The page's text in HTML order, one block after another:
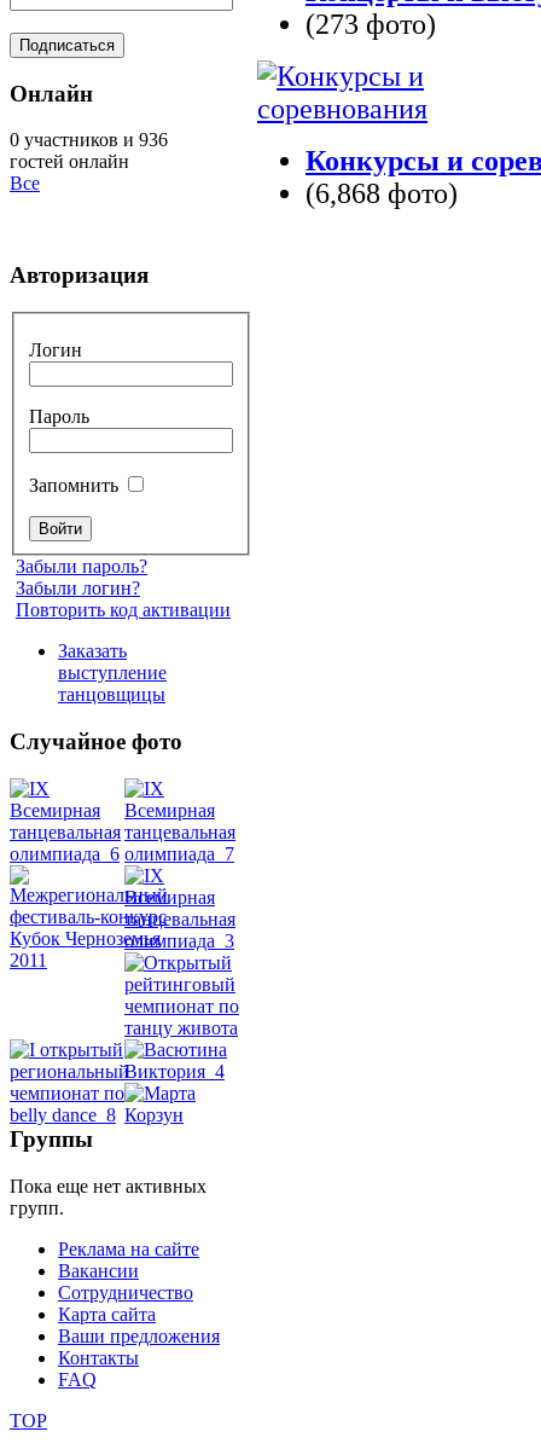
(273 фото)
Конкурсы и
(6,868 фото)
Онлайн
0 участников и 936
гостей онлайн
Все
Авторизация
Логин
Пароль
Запомнить
Забыли пароль?
Забыли логин?
Повторить код активации
Заказать
выступление
танцовщицы
Случайное фото
Группы
Пока еще нет активных
групп.
Реклама на сайте
Вакансии
Сотрудничество
Карта сайта
Ваши предложения
Контакты
FAQ
TOP